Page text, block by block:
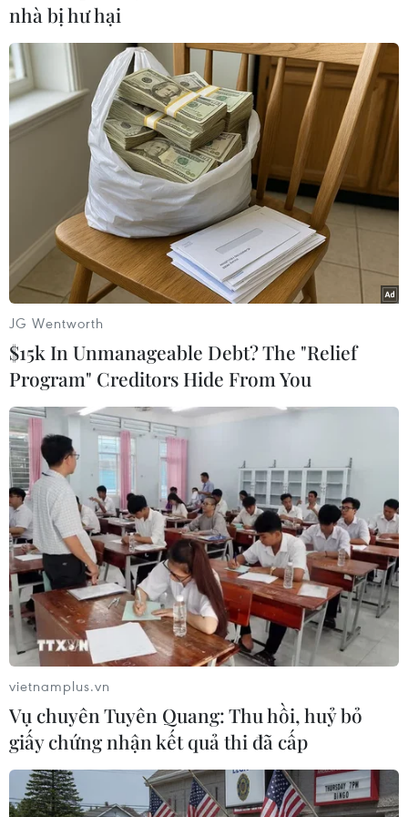
kiệm từ hệ thống ngân hàng./.
Liban thành lập chính phủ
mới, chấm dứt Nội các
lâm thời kéo dài hơn 2
Phủ Tổng thống thông báo Tổng thống Liban
Joseph Aoun đã ký 3 sắc lệnh, bao gồm một sắc
lệnh chấp nhận đơn từ chức của chính phủ lâm
thời do ông Najib Mikati đứng đầu.
#Nawaf Salam #bỏ phiếu tín nhiệm
#cải cách kinh tế
Liban
Theo dõi VietnamPlus
nhà bị hư hại
JG Wentworth
$15k In Unmanageable Debt? The "Relief
Program" Creditors Hide From You
vietnamplus.vn
Vụ chuyên Tuyên Quang: Thu hồi, huỷ bỏ
giấy chứng nhận kết quả thi đã cấp